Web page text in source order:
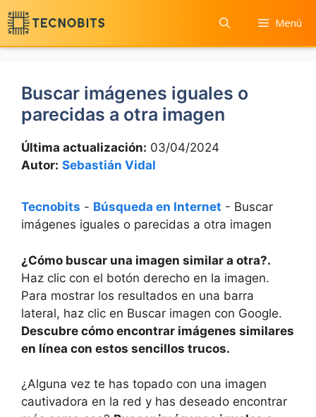
Saltar
al
contenido
Menú
Buscar imágenes iguales o
parecidas a otra imagen
Última actualización: 03/04/2024
Autor: Sebastián Vidal
Tecnobits - Búsqueda en Internet - Buscar
imágenes iguales o parecidas a otra imagen
¿Cómo buscar una imagen similar a otra?.
Haz clic con el botón‌ derecho en la imagen.
Para mostrar los resultados en una barra⁣
lateral, haz clic en‍ Buscar imagen con Google.
Descubre cómo encontrar imágenes similares
en línea con estos sencillos trucos.
¿Alguna ⁤vez te has topado⁤ con una imagen
cautivadora en la ‍red y has ​deseado encontrar